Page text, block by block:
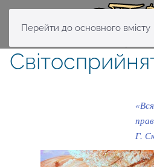
Перейти до основного вмісту
Г.